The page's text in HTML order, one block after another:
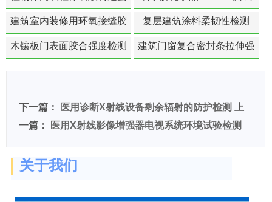
白活性检测
建筑室内装修用环氧接缝胶
苯含量检测
复层建筑涂料柔韧性检测
木镶板门表面胶合强度检测
建筑门窗复合密封条拉伸强
下一篇： 医用诊断X射线设备剩余辐射的防护检测
上
一篇：
医用X射线影像增强器电视系统环境试验检测
关于我们